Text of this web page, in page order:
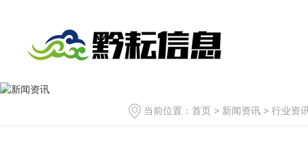
当前位置： 首页 > 新闻资讯 > 行业资